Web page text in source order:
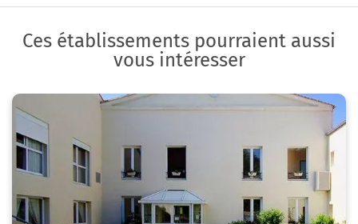
Ces établissements pourraient aussi
vous intéresser